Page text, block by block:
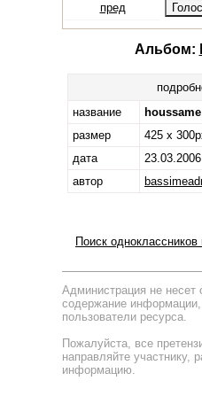
пред
Альбом:
название
houssame
размер
425 x
дата
автор
Поиск
Администрация не несет
содержание
пользователи ресурса.
Пожалуйста, все
направляйте участнику,
информацию.